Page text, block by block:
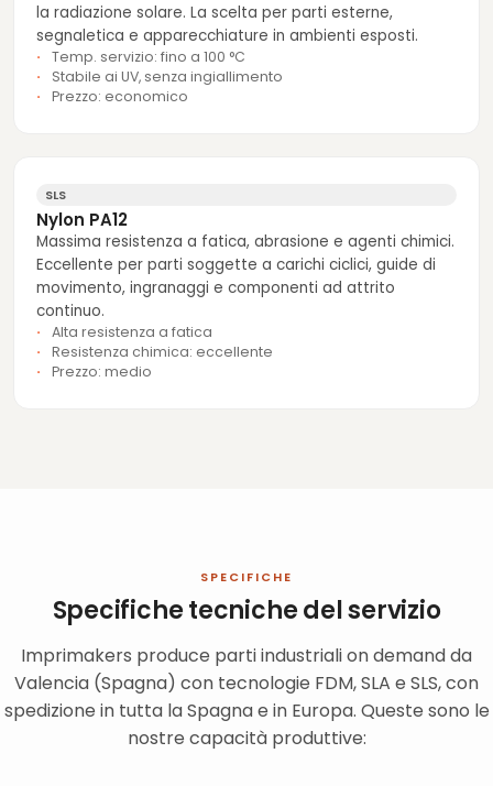
la radiazione solare. La scelta per parti esterne,
segnaletica e apparecchiature in ambienti esposti.
Temp. servizio: fino a 100 °C
Stabile ai UV, senza ingiallimento
Prezzo: economico
SLS
Nylon PA12
Massima resistenza a fatica, abrasione e agenti chimici.
Eccellente per parti soggette a carichi ciclici, guide di
movimento, ingranaggi e componenti ad attrito
continuo.
Alta resistenza a fatica
Resistenza chimica: eccellente
Prezzo: medio
SPECIFICHE
Specifiche tecniche del servizio
Imprimakers produce parti industriali on demand da
Valencia (Spagna) con tecnologie FDM, SLA e SLS, con
spedizione in tutta la Spagna e in Europa. Queste sono le
nostre capacità produttive: